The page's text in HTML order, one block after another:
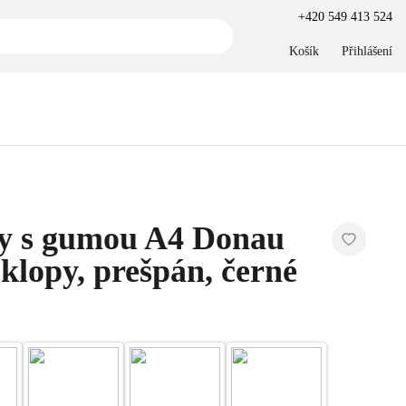
+420 549 413 524
Košík Přihlášení
s gumou A4 Donau
prešpán, černé